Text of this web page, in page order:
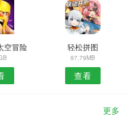
空冒险 轻松拼图
97.79MB
查看
更多